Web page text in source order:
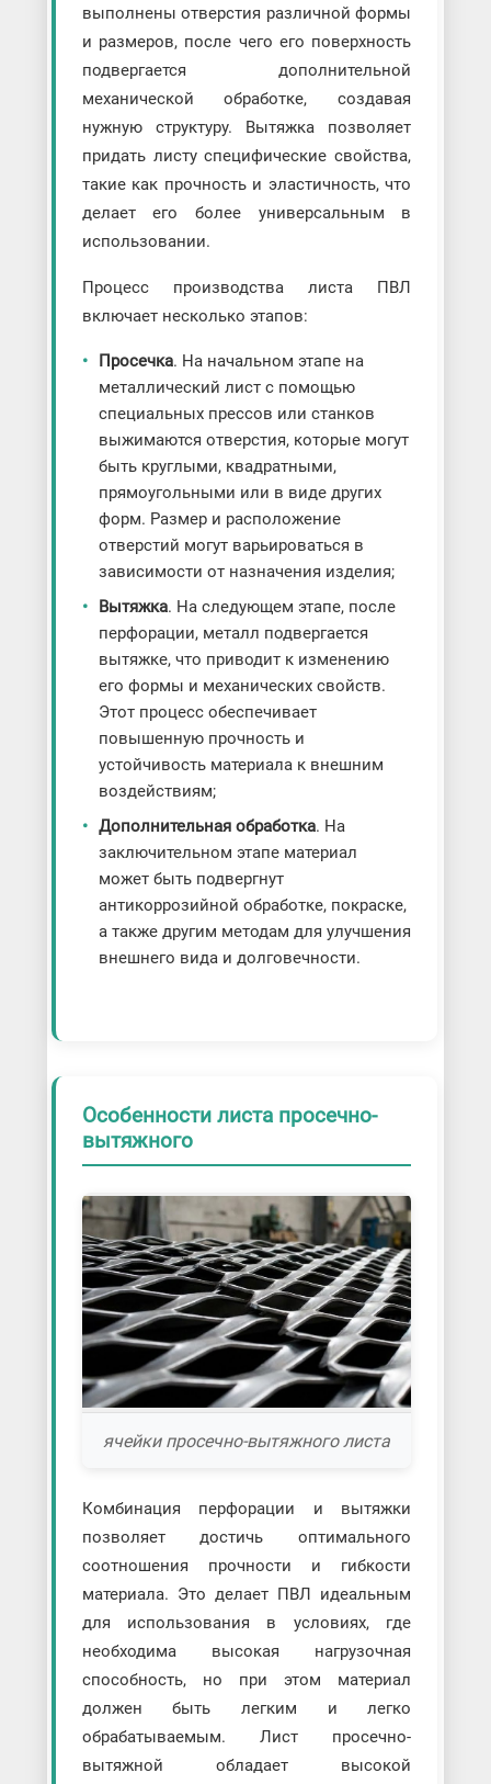
выполнены отверстия различной формы
и размеров, после чего его поверхность
подвергается дополнительной
механической обработке, создавая
нужную структуру. Вытяжка позволяет
придать листу специфические свойства,
такие как прочность и эластичность, что
делает его более универсальным в
использовании.
Процесс производства листа ПВЛ
включает несколько этапов:
Просечка. На начальном этапе на
металлический лист с помощью
специальных прессов или станков
выжимаются отверстия, которые могут
быть круглыми, квадратными,
прямоугольными или в виде других
форм. Размер и расположение
отверстий могут варьироваться в
зависимости от назначения изделия;
Вытяжка. На следующем этапе, после
перфорации, металл подвергается
вытяжке, что приводит к изменению
его формы и механических свойств.
Этот процесс обеспечивает
повышенную прочность и
устойчивость материала к внешним
воздействиям;
Дополнительная обработка. На
заключительном этапе материал
может быть подвергнут
антикоррозийной обработке, покраске,
а также другим методам для улучшения
внешнего вида и долговечности.
Особенности листа просечно-
вытяжного
ячейки просечно-вытяжного листа
Комбинация перфорации и вытяжки
позволяет достичь оптимального
соотношения прочности и гибкости
материала. Это делает ПВЛ идеальным
для использования в условиях, где
необходима высокая нагрузочная
способность, но при этом материал
должен быть легким и легко
обрабатываемым. Лист просечно-
вытяжной обладает высокой